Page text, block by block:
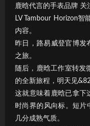
鹿晗代言的手表品牌 关
LV Tambour Horizon
内容。
昨日，路易威登官博发
之旅。
随后，鹿晗工作室转发
的全新旅程，明天见
这就意味着鹿晗已拿下
时尚界的风向标。短片
几分成熟气质。